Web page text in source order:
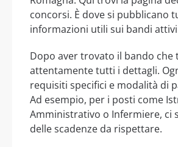
concorsi. È dove si pubblicano
informazioni utili sui bandi
Dopo aver trovato il bando che
attentamente tutti i dettagli.
requisiti specifici e modalità di
Ad esempio, per i posti come
Amministrativo o Infermiere, ci
delle scadenze da rispettare.